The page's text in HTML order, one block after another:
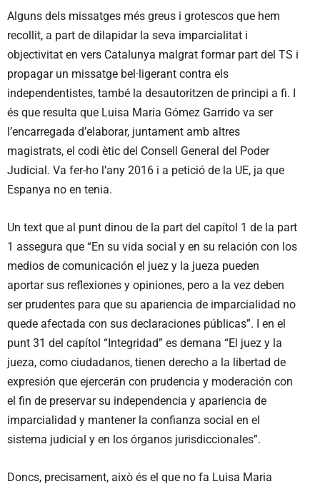
Alguns dels missatges més greus i grotescos que hem
recollit, a part de dilapidar la seva imparcialitat i
objectivitat en vers Catalunya malgrat formar part del TS i
propagar un missatge bel·ligerant contra els
independentistes, també la desautoritzen de principi a fi. I
és que resulta que Luisa Maria Gómez Garrido va ser
l’encarregada d’elaborar, juntament amb altres
magistrats, el codi ètic del Consell General del Poder
Judicial. Va fer-ho l’any 2016 i a petició de la UE, ja que
Espanya no en tenia.
Un text que al punt dinou de la part del capítol 1 de la part
1 assegura que “En su vida social y en su relación con los
medios de comunicación el juez y la jueza pueden
aportar sus reflexiones y opiniones, pero a la vez deben
ser prudentes para que su apariencia de imparcialidad no
quede afectada con sus declaraciones públicas”. I en el
punt 31 del capítol “Integridad” es demana “El juez y la
jueza, como ciudadanos, tienen derecho a la libertad de
expresión que ejercerán con prudencia y moderación con
el fin de preservar su independencia y apariencia de
imparcialidad y mantener la confianza social en el
sistema judicial y en los órganos jurisdiccionales”.
Doncs, precisament, això és el que no fa Luisa Maria